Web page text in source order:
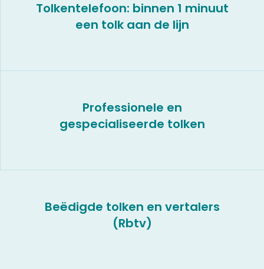
Tolkentelefoon: binnen 1 minuut
een tolk aan de lijn
Professionele en
gespecialiseerde tolken
Beëdigde tolken en vertalers
(Rbtv)